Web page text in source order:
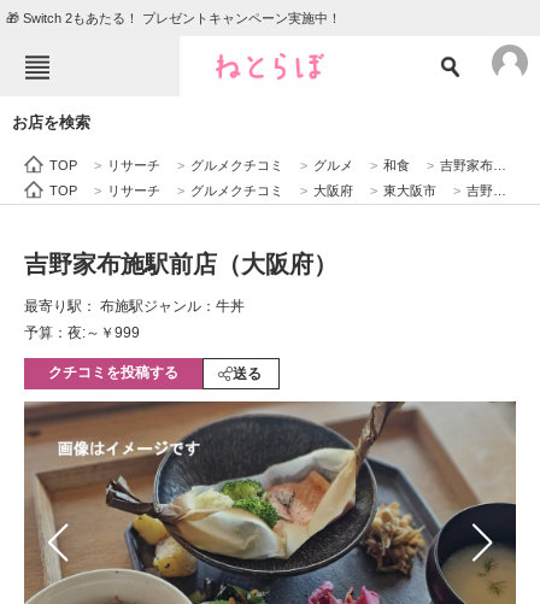
🎁 Switch 2もあたる！ プレゼントキャンペーン実施中！
エンタメ クイズ
住まい 教育・育児
動物
会員記事
メディア
注目記事を集めた総合ページ
ITの今と未来を見通す
スマホと通信の最新トレンド
お店を検索
TOP > リサーチ > グルメクチコミ > グルメ > 和食 > 吉野家布施駅前店（大阪府）
TOP
> リサーチ > グルメクチコミ > 大阪府 > 東大阪市 > 吉野家布施駅前店（大阪府）
吉野家布施駅前店（大阪府）
最寄り駅： 布施駅ジャンル：牛丼
予算：夜:～￥999
クチコミを投稿する 送る